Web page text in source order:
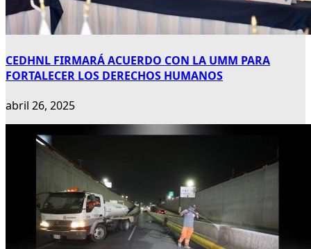
CEDHNL FIRMARÁ ACUERDO CON LA UMM PARA
FORTALECER LOS DERECHOS HUMANOS
abril 26, 2025